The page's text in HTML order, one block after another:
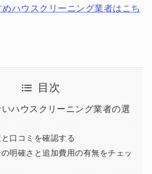
ハウスクリーニング業者はこち
目次
ハウスクリーニング業者の選
口コミを確認する
明確さと追加費用の有無をチェッ